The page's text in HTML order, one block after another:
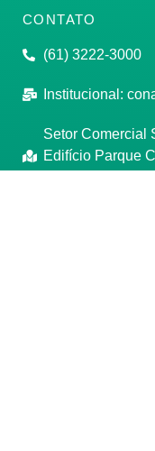
CONTATO
(61) 3222-3000
Institucional:
Setor Comercial
Edifício Parque